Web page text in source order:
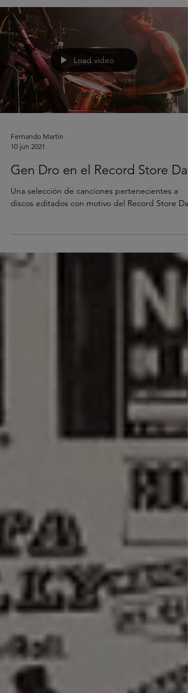
Load video
Fernando Martín
10 jun 2021
Gen Dro en el Record Store Day
Una selección de canciones pertenecientes a
discos editados con motivo del Record Store Day